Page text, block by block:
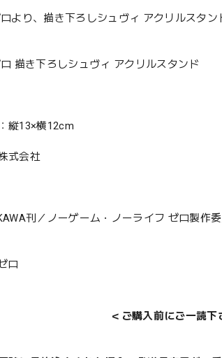
より、描き下ろしシュヴィ アクリルスタン
描き下ろしシュヴィ アクリルスタンド
縦13×横12cm
式会社
刊／ノーゲーム・ノーライフ ゼロ製作
ロ
＜ご購入前にご一読下